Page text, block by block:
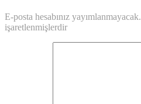
E-posta hesabınız yayımlanmayacak.
işaretlenmişlerdir